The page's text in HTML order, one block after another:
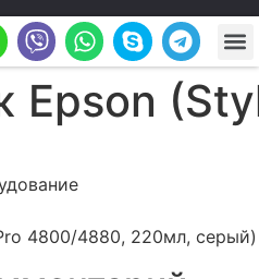
Epson
4800/4880, 220мл, серый)